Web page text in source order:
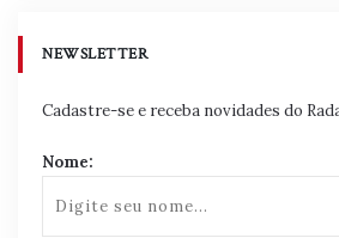
NEWSLETTER
Cadastre-se e receba novidades do
Nome: